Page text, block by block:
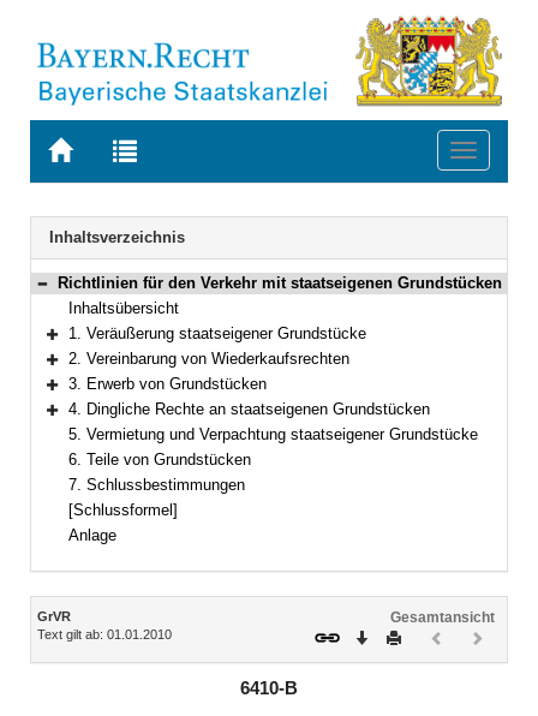
Zur
BAYERN.RECHT
Zur
letzten
Suche
Toggle
Navigation
Inhaltsverzeichnis
Bereich reduzieren
Richtlinien für den Verkehr mit staatseigenen Grundstücken
Inhaltsübersicht
Bereich erweitern
1. Veräußerung staatseigener Grundstücke
Bereich erweitern
2. Vereinbarung von Wiederkaufsrechten
Bereich erweitern
3. Erwerb von Grundstücken
Bereich erweitern
4. Dingliche Rechte an staatseigenen Grundstücken
5. Vermietung und Verpachtung staatseigener Grundstücke
6. Teile von Grundstücken
7. Schlussbestimmungen
[Schlussformel]
Anlage
Inhalt
GrVR
Text gilt ab: 01.01.2010
Gesamtansicht
Download
DruckenVorheriges
6410-B